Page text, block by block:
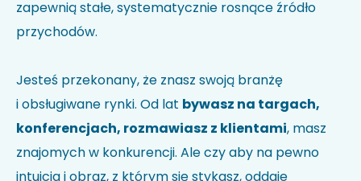
Akceptuję politykę prywatności i wyrażam zgodę na
przetwarzanie moich danych w celu udzielenia
odpowiedzi na przesłane zapytanie.
zapewnią stałe, systematycznie rosnące źródło
przychodów.
Jesteś przekonany, że znasz swoją branżę
i obsługiwane rynki. Od lat bywasz na targach,
konferencjach, rozmawiasz z klientami, masz
znajomych w konkurencji. Ale czy aby na pewno
intuicja i obraz, z którym się stykasz, oddaje